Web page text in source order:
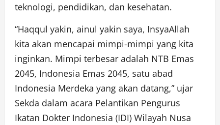
teknologi, pendidikan, dan kesehatan.
“Haqqul yakin, ainul yakin saya, InsyaAllah
kita akan mencapai mimpi-mimpi yang kita
inginkan. Mimpi terbesar adalah NTB Emas
2045, Indonesia Emas 2045, satu abad
Indonesia Merdeka yang akan datang,” ujar
Sekda dalam acara Pelantikan Pengurus
Ikatan Dokter Indonesia (IDI) Wilayah Nusa